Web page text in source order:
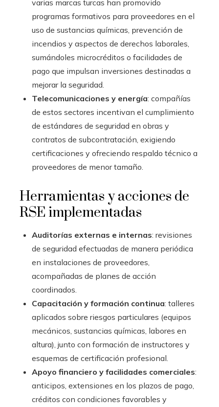
varias marcas turcas han promovido
programas formativos para proveedores en el
uso de sustancias químicas, prevención de
incendios y aspectos de derechos laborales,
sumándoles microcréditos o facilidades de
pago que impulsan inversiones destinadas a
mejorar la seguridad.
Telecomunicaciones y energía: compañías
de estos sectores incentivan el cumplimiento
de estándares de seguridad en obras y
contratos de subcontratación, exigiendo
certificaciones y ofreciendo respaldo técnico a
proveedores de menor tamaño.
Herramientas y acciones de
RSE implementadas
Auditorías externas e internas: revisiones
de seguridad efectuadas de manera periódica
en instalaciones de proveedores,
acompañadas de planes de acción
coordinados.
Capacitación y formación continua: talleres
aplicados sobre riesgos particulares (equipos
mecánicos, sustancias químicas, labores en
altura), junto con formación de instructores y
esquemas de certificación profesional.
Apoyo financiero y facilidades comerciales:
anticipos, extensiones en los plazos de pago,
créditos con condiciones favorables y